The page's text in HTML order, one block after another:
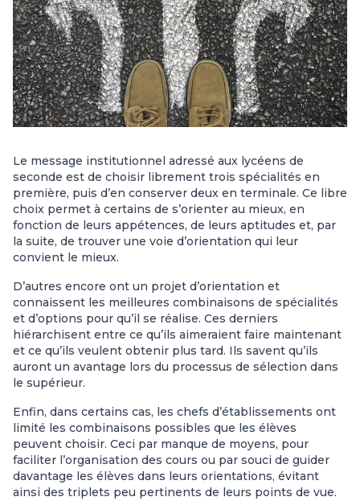
Le message institutionnel adressé aux lycéens de
seconde est de choisir librement trois spécialités en
première, puis d’en conserver deux en terminale. Ce libre
choix permet à certains de s’orienter au mieux, en
fonction de leurs appétences, de leurs aptitudes et, par
la suite, de trouver une voie d’orientation qui leur
convient le mieux.
D’autres encore ont un projet d’orientation et
connaissent les meilleures combinaisons de spécialités
et d’options pour qu’il se réalise. Ces derniers
hiérarchisent entre ce qu’ils aimeraient faire maintenant
et ce qu’ils veulent obtenir plus tard. Ils savent qu’ils
auront un avantage lors du processus de sélection dans
le supérieur.
Enfin, dans certains cas, les chefs d’établissements ont
limité les combinaisons possibles que les élèves
peuvent choisir. Ceci par manque de moyens, pour
faciliter l’organisation des cours ou par souci de guider
davantage les élèves dans leurs orientations, évitant
ainsi des triplets peu pertinents de leurs points de vue.